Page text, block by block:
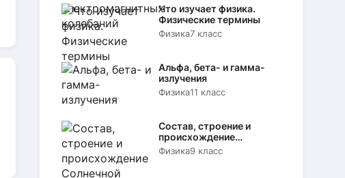
Что изучает физика.
Физические термины
Физика7 класс
Альфа, бета- и гамма-
излучения
Физика11 класс
Состав, строение и
происхождение
Солнечной системы
Физика9 класс